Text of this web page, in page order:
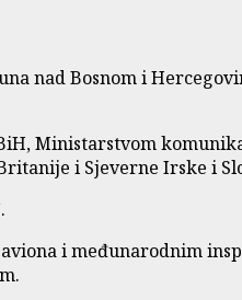
nad Bosnom i
Ministarstvom
i Sjeverne Irske i
i međunarodnim